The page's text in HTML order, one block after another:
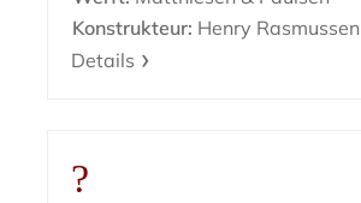
Konstrukteur: Henry Rasmussen
Details
?